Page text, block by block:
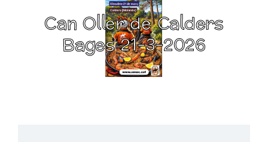
Can Oller de Calders
Bages 21-3-2026